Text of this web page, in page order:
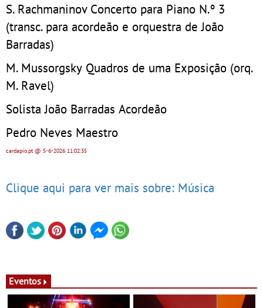
S. Rachmaninov Concerto para Piano N.º 3
(transc. para acordeão e orquestra de João
Barradas)
M. Mussorgsky Quadros de uma Exposição (orq.
M. Ravel)
Solista João Barradas Acordeão
Pedro Neves Maestro
cardapio.pt@ 5-6-2026 11:02:35
Clique aqui para ver mais sobre: Música
Eventos